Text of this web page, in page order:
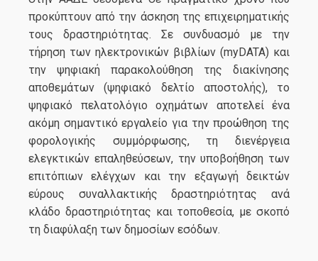
προκύπτουν από την άσκηση της επιχειρηματικής
τους δραστηριότητας. Σε συνδυασμό με την
τήρηση των ηλεκτρονικών βιβλίων (myDATA) και
την ψηφιακή παρακολούθηση της διακίνησης
αποθεμάτων (ψηφιακό δελτίο αποστολής), το
ψηφιακό πελατολόγιο οχημάτων αποτελεί ένα
ακόμη σημαντικό εργαλείο για την προώθηση της
φορολογικής συμμόρφωσης, τη διενέργεια
ελεγκτικών επαληθεύσεων, την υποβοήθηση των
επιτόπιων ελέγχων και την εξαγωγή δεικτών
εύρους συναλλακτικής δραστηριότητας ανά
κλάδο δραστηριότητας και τοποθεσία, με σκοπό
τη διαφύλαξη των δημοσίων εσόδων.